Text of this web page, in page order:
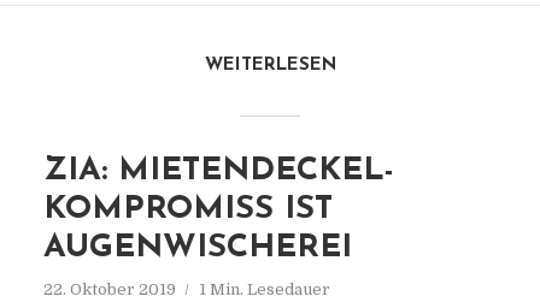
WEITERLESEN
ZIA: MIETENDECKEL-
KOMPROMISS IST
AUGENWISCHEREI
22. Oktober 2019 1 Min. Lesedauer